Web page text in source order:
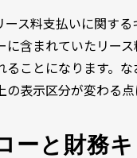
ス料支払いに関す
含まれていたリー
ことになります。
表示区分が変わる点
ーと財務